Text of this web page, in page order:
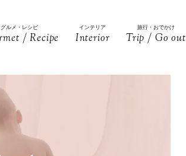
グルメ・レシピ
/ Recipe
インテリア
Interior
旅行・おでかけ
Trip / Go out